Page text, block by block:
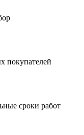
покупателей
сроки работ